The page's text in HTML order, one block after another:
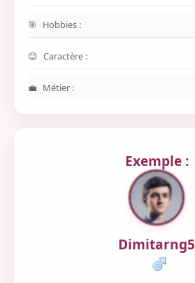
Hobbies :
Caractère :
Métier :
Exemple :
Dimitarng5